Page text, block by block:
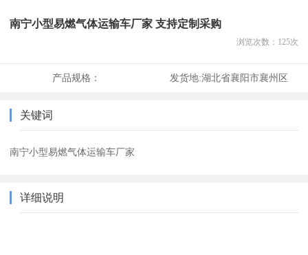
南宁小型易燃气体运输车厂家 支持定制采购
浏览次数： 125次
产品规格： 发货地:湖北省襄阳市襄州区
关键词
南宁小型易燃气体运输车厂家
详细说明